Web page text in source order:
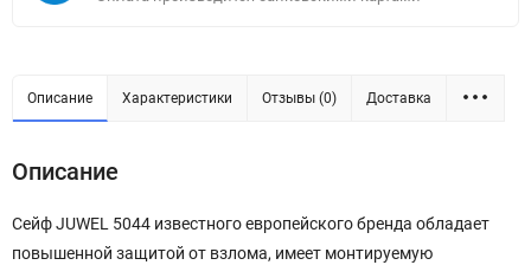
Описание Характеристики Отзывы (0) Доставка
Описание
Сейф JUWEL 5044 известного европейского бренда обладает
повышенной защитой от взлома, имеет монтируемую